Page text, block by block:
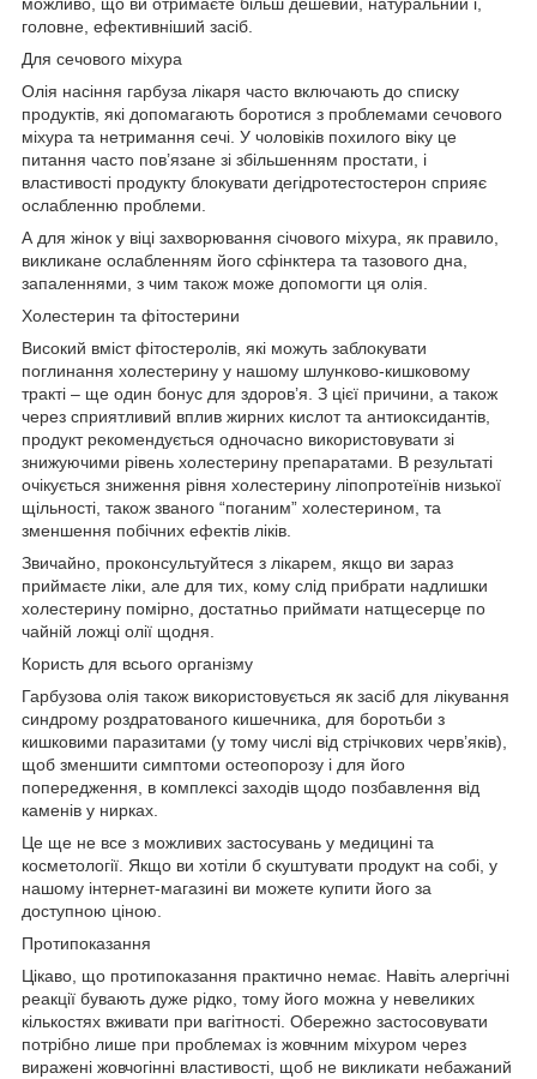
можливо, що ви отримаєте більш дешевий, натуральний і,
головне, ефективніший засіб.
Для сечового міхура
Олія насіння гарбуза лікаря часто включають до списку
продуктів, які допомагають боротися з проблемами сечового
міхура та нетримання сечі. У чоловіків похилого віку це
питання часто пов’язане зі збільшенням простати, і
властивості продукту блокувати дегідротестостерон сприяє
ослабленню проблеми.
А для жінок у віці захворювання січового міхура, як правило,
викликане ослабленням його сфінктера та тазового дна,
запаленнями, з чим також може допомогти ця олія.
Холестерин та фітостерини
Високий вміст фітостеролів, які можуть заблокувати
поглинання холестерину у нашому шлунково-кишковому
тракті – ще один бонус для здоров’я. З цієї причини, а також
через сприятливий вплив жирних кислот та антиоксидантів,
продукт рекомендується одночасно використовувати зі
знижуючими рівень холестерину препаратами. В результаті
очікується зниження рівня холестерину ліпопротеїнів низької
щільності, також званого “поганим” холестерином, та
зменшення побічних ефектів ліків.
Звичайно, проконсультуйтеся з лікарем, якщо ви зараз
приймаєте ліки, але для тих, кому слід прибрати надлишки
холестерину помірно, достатньо приймати натщесерце по
чайній ложці олії щодня.
Користь для всього організму
Гарбузова олія також використовується як засіб для лікування
синдрому роздратованого кишечника, для боротьби з
кишковими паразитами (у тому числі від стрічкових черв’яків),
щоб зменшити симптоми остеопорозу і для його
попередження, в комплексі заходів щодо позбавлення від
каменів у нирках.
Це ще не все з можливих застосувань у медицині та
косметології. Якщо ви хотіли б скуштувати продукт на собі, у
нашому інтернет-магазині ви можете купити його за
доступною ціною.
Протипоказання
Цікаво, що протипоказання практично немає. Навіть алергічні
реакції бувають дуже рідко, тому його можна у невеликих
кількостях вживати при вагітності. Обережно застосовувати
потрібно лише при проблемах із жовчним міхуром через
виражені жовчогінні властивості, щоб не викликати небажаний